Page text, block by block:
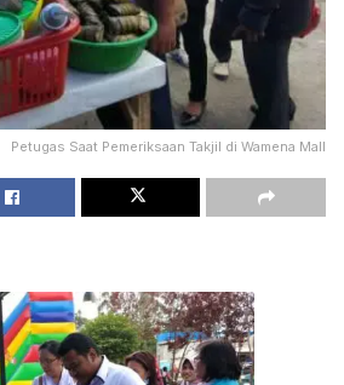
Petugas Saat Pemeriksaan Takjil di Wamena Mall